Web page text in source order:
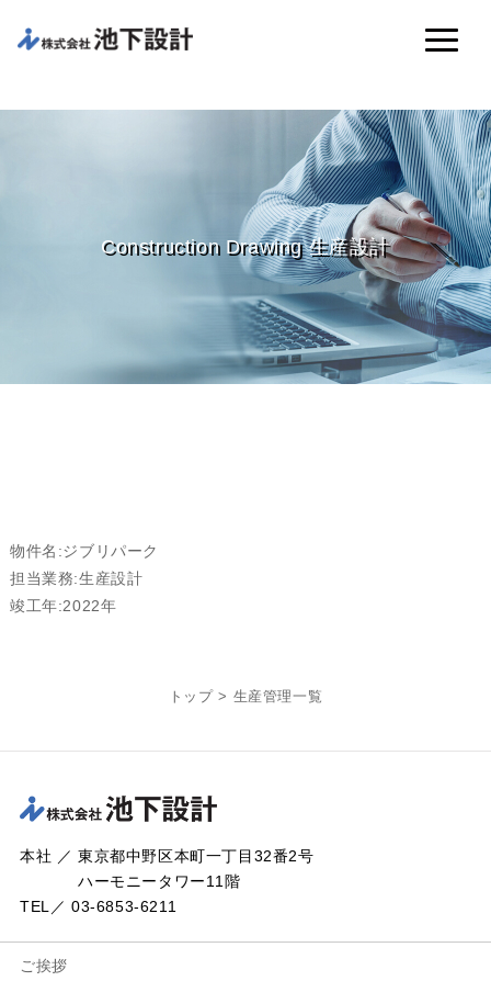
Construction Drawing 生産設計
物件名:ジブリパーク
担当業務:生産設計
竣工年:2022年
トップ > 生産管理一覧
本社 ／ 東京都中野区本町一丁目32番2号
ハーモニータワー11階
TEL／ 03-6853-6211
ご挨拶